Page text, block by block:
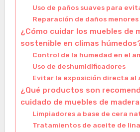
Uso de paños suaves para
Reparación de daños menores
¿Cómo cuidar los muebles de
sostenible en climas
Control de la humedad en el
Uso de deshumidificadores
Evitar la exposición directa al
¿Qué productos son
cuidado de muebles de
Limpiadores a base de cera
Tratamientos de aceite de